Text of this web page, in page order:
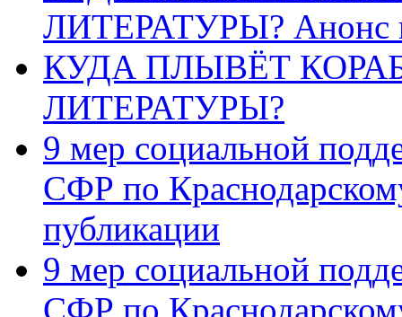
ЛИТЕРАТУРЫ? Анонс
КУДА ПЛЫВЁТ
ЛИТЕРАТУРЫ?
9 мер социальной
СФР по
публикации
9 мер социальной